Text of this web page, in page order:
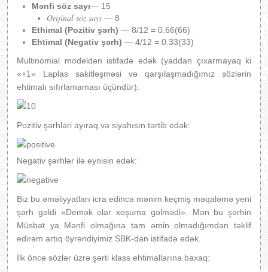
Mənfi söz sayı— 15
Orijinal söz sayı — 8
Ethimal (Pozitiv şərh) — 8/12 = 0.66(66)
Ehtimal (Negativ şərh) — 4/12 = 0.33(33)
Multinomial modeldən istifadə edək (yaddan çıxarmayaq ki
«+1» Laplas sakitləşməsi və qarşılaşmadığımız sözlərin
ehtimalı sıfırlamaması üçündür):
Pozitiv şərhləri ayıraq və siyahısın tərtib edək:
Negativ şərhlər ilə eynisin edək:
Biz bu əməliyyatları icra edincə mənim keçmiş məqaləmə yeni
şərh gəldi «Demək olar xoşuma gəlmədi». Mən bu şərhin
Müsbət ya Mənfi olmağına tam əmin olmadığımdan təklif
edirəm artıq öyrəndiyimiz SBK-dan istifadə edək.
İlk öncə sözlər üzrə şərti klass ehtimallarına baxaq: